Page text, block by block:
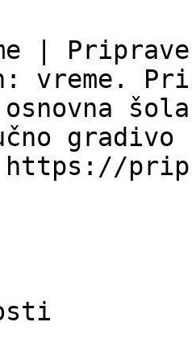
|
vreme.